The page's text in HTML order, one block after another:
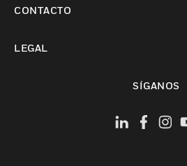
CONTACTO
LEGAL
SÍGANOS